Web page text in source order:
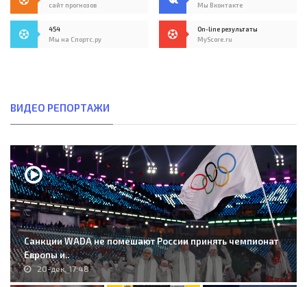
сайт прогнозов
Мы Вконтакте
454
Мы на Спортс.ру
On-line результаты
MyScore.ru
ВИДЕО РЕПОРТАЖИ
Санкции WADA не помешают России принять чемпионат
Европы и..
20-дек, 17:48